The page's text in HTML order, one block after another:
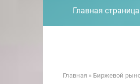
Главная страница
Главная » Биржевой